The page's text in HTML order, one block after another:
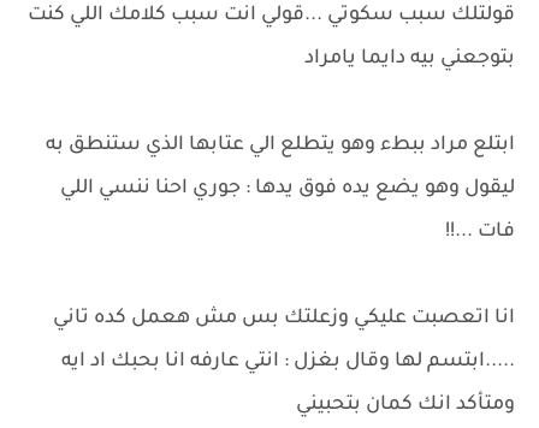
قولتلك سبب سكوتي ...قولي انت سبب كلامك اللي كنت
بتوجعني بيه دايما يامراد
ابتلع مراد ببطء وهو يتطلع الي عتابها الذي ستنطق به
ليقول وهو يضع يده فوق يدها : جوري احنا ننسي اللي
فات ...!!
انا اتعصبت عليكي وزعلتك بس مش هعمل كده تاني
.....ابتسم لها وقال بغزل : انتي عارفه انا بحبك اد ايه
ومتأكد انك كمان بتحبيني